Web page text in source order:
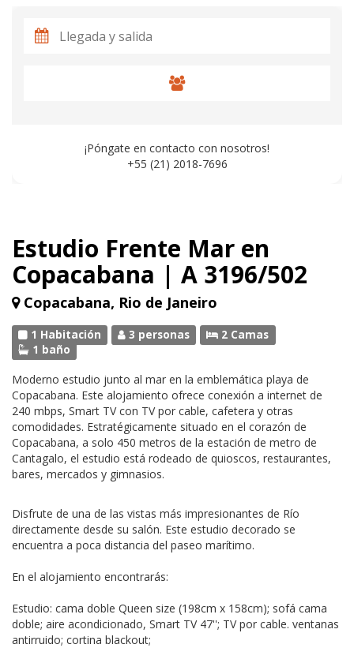
Estudio Frente Mar en
Copacabana | A 3196/502
Copacabana, Rio de Janeiro
1 Habitación 3 personas
2 Camas
1 baño
Moderno estudio junto al mar en la emblemática playa de
Copacabana. Este alojamiento ofrece conexión a internet de
240 mbps, Smart TV con TV por cable, cafetera y otras
comodidades. Estratégicamente situado en el corazón de
Copacabana, a solo 450 metros de la estación de metro de
Cantagalo, el estudio está rodeado de quioscos, restaurantes,
bares, mercados y gimnasios.
Disfrute de una de las vistas más impresionantes de Río
directamente desde su salón. Este estudio decorado se
encuentra a poca distancia del paseo marítimo.
En el alojamiento encontrarás:
Estudio: cama doble Queen size (198cm x 158cm); sofá cama
doble; aire acondicionado, Smart TV 47''; TV por cable. ventanas
antirruido; cortina blackout;
¡Póngate en contacto con nosotros!
+55 (21) 2018-7696